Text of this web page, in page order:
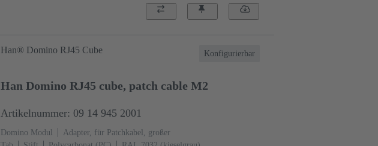
Konfigurierbar
Han® Domino RJ45 Cube
Han Domino RJ45 cube, patch cable M2
Artikelnummer: 09 14 945 2001
Domino Modul
Adapter, für Patchkabel, großer